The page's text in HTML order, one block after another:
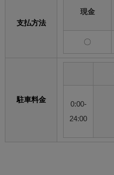
支払方法
現金
〇
駐車料金
0:00-
24:00